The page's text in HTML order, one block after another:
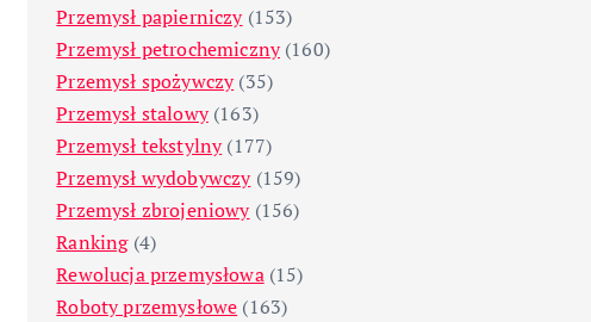
Przemysł papierniczy(153)
Przemysł petrochemiczny(160)
Przemysł spożywczy(35)
Przemysł stalowy(163)
Przemysł tekstylny(177)
Przemysł wydobywczy(159)
Przemysł zbrojeniowy(156)
Ranking(4)
Rewolucja przemysłowa(15)
Roboty przemysłowe (163)